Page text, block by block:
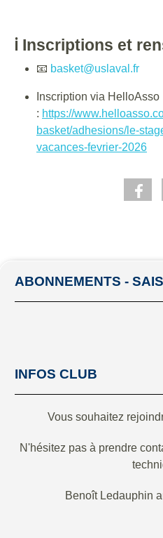
ℹ️ Inscriptions et
📧 basket@uslaval.fr
Inscription via HelloAsso
: https://
basket/adhesions/le-
vacances-fevrier-2026
ABONNEMENTS -
INFOS CLUB
Vous souhaitez
N'hésitez pas à prendre
Benoît Ledauphin